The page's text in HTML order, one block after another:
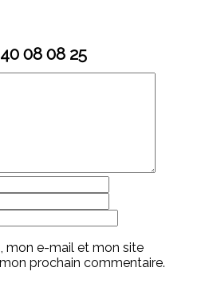
08 08 25
mon e-mail et mon site
prochain commentaire.